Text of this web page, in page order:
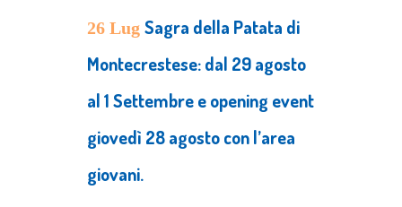
26 Lug Sagra della Patata di
Montecrestese: dal 29 agosto
al 1 Settembre e opening event
giovedì 28 agosto con l’area
giovani.